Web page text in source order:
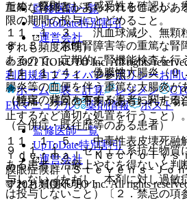
ため、原則として感受性を確認し、
限の期間の投与にとどめること。
８．３． 急性腎障害等の重篤な腎
あるので、定期的に腎機能検査を行
こと〔１１．１．２参照〕。
（特定の背景を有する患者に関する
（合併症・既往歴等のある患者）
９．１．１． セフェム系抗生物質
ある患者：治療上やむを得ないと判
与しない（ただし、本剤に対し過敏
は投与しないこと）〔２．禁忌の項
重篤な腎障害があらわれることがあ
１１．１．３． 汎血球減少、無顆
ずれも頻度不明）。
１１．１．４． 偽膜性大腸炎（０
腸炎等の血便を伴う重篤な大腸炎が
（腹痛、頻回の下痢があらわれた場
止するなど適切な処置を行うこと）。
１１．１．５． 中毒性表皮壊死融
ｉｄｅｒｍａｌ Ｎｅｃｒｏｌｙｓ
膜眼症候群（Ｓｔｅｖｅｎｓ−Ｊｏ
ずれも頻度不明）。
監修医師一覧
UpToDate特別割引
運営会社
© 2021 HOKUTO Inc. All rights
利用規約プライバシーポリシーお問
ホーム
表・計算 レジメン
ERマニュアル
薬剤情報 ポスト
監修医師一覧
UpToDate特別割引
運営会社
© 2021 HOKUTO Inc. All rights